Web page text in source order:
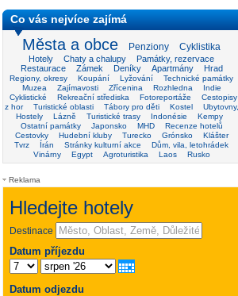
Co vás nejvíce zajímá
Města a obce Penziony Cyklistika
Hotely Chaty a chalupy
Památky, rezervace
Restaurace
Zámek Deníky Apartmány Hrad
Regiony, okresy Koupání Lyžování
Technické památky
Muzea
Zajímavosti Zřícenina Rozhledna
Indie
Cyklistické
Rekreační střediska Fotoreportáže
Cestopisy
z hor
Turistické oblasti Tábory pro děti Kostel
Ubytovny,
Hostely
Lázně Turistické trasy Indonésie
Kempy
Ostatní památky
Japonsko MHD
Recenze hotelů
Cestovky
Hudební kluby Turecko Grónsko
Klášter
Tvrz
Írán Stránky kulturní akce
Dům, vila, letohrádek
Vinárny
Egypt Agroturistika Laos Rusko
Reklama